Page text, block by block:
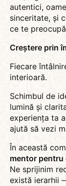
autentici,
sinceritate, și
ce te
Creștere prin
Fiecare
interioară.
Schimbul de
lumină și
experiența ta
ajută să vezi
În această
mentor pentru
Ne sprijinim
există ierarhii